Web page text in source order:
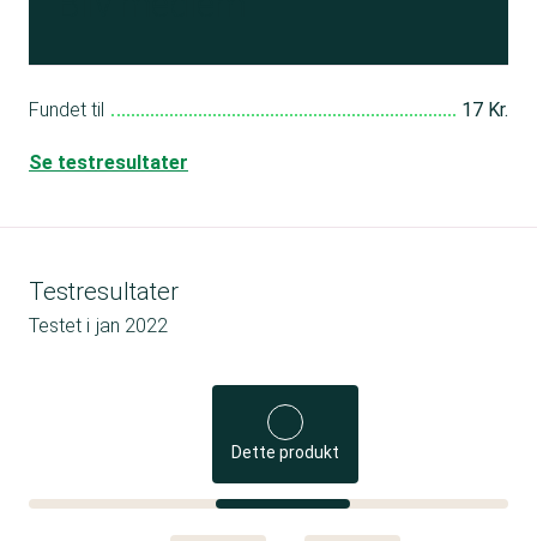
Fundet til 17 Kr.
Se testresultater
Testresultater
Testet i jan 2022
Dette produkt